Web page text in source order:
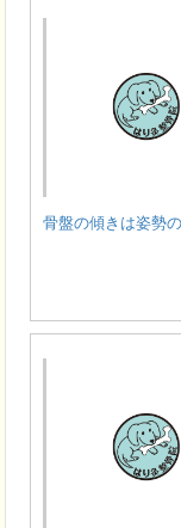
骨盤の傾きは姿勢